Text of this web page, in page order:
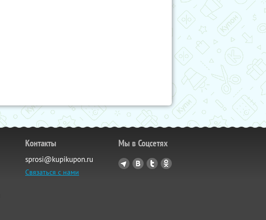
Контакты
sprosi@kupikupon.ru
Связаться с нами
Мы в Соцсетях